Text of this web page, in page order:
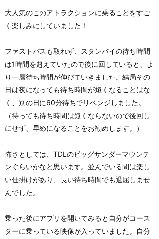
大人気のこのアトラクションに乗ることをすご
く楽しみにしていました！
ファストパスも取れず、スタンバイの待ち時間
は1時間を超えていたので後に回していると、よ
り一層待ち時間が伸びていきました。結局その
日は夜になっても待ち時間が短くなることはな
く、別の日に60分待ちでリベンジしました。
（待っても待ち時間は短くならないので後回し
にせず、早めになることをお勧めします。）
怖さとしては、TDLのビッグサンダーマウンテ
ンぐらいかなと思います。並んでいる間は楽し
い仕掛けがあり、長い待ち時間でも退屈しませ
んでした。
乗った後にアプリを開いてみると自分がコース
ターに乗っている映像が入っていました。自分